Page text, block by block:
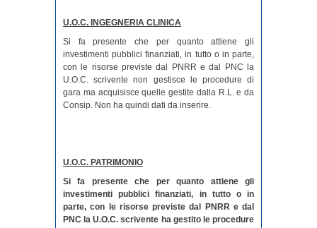
U.O.C. INGEGNERIA CLINICA
Si fa presente che per quanto attiene gli
investimenti pubblici finanziati, in tutto o in parte,
con le risorse previste dal PNRR e dal PNC la
U.O.C. scrivente non gestisce le procedure di
gara ma acquisisce quelle gestite dalla R.L. e da
Consip. Non ha quindi dati da inserire.
U.O.C. PATRIMONIO
Si fa presente che per quanto attiene gli
investimenti pubblici finanziati, in tutto o in
parte, con le risorse previste dal PNRR e dal
PNC la U.O.C. scrivente ha gestito le procedure